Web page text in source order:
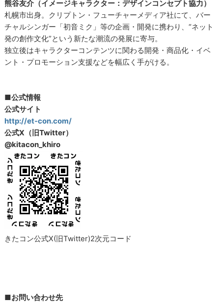
熊谷友介（イメージキャラクター：デザインコンセプト協力）
札幌市出身。クリプトン・フューチャーメディア社にて、バー
チャルシンガー「初音ミク」等の企画・開発に携わり、“ネット
発の創作文化”という新たな潮流の発展に寄与。
独立後はキャラクターコンテンツに関わる開発・商品化・イベ
ント・プロモーション支援などを幅広く手がける。
■公式情報
公式サイト
http://et-con.com/
公式X（旧Twitter）
@kitacon_khiro
きたコン公式X(旧Twitter)2次元コード
■お問い合わせ先